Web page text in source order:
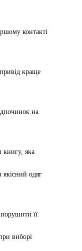
контакті
краще
на
книгу, яка
одяг
її
виборі